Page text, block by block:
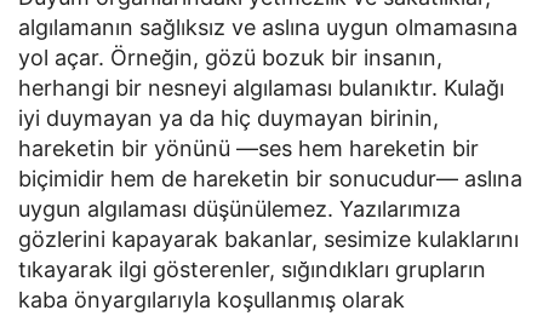
algılamanın sağlıksız ve aslına uygun olmamasına
yol açar. Örneğin, gözü bozuk bir insanın,
herhangi bir nesneyi algılaması bulanıktır. Kulağı
iyi duymayan ya da hiç duymayan birinin,
hareketin bir yönünü —ses hem hareketin bir
biçimidir hem de hareketin bir sonucudur— aslına
uygun algılaması düşünülemez. Yazılarımıza
gözlerini kapayarak bakanlar, sesimize kulaklarını
tıkayarak ilgi gösterenler, sığındıkları grupların
kaba önyargılarıyla koşullanmış ola­rak